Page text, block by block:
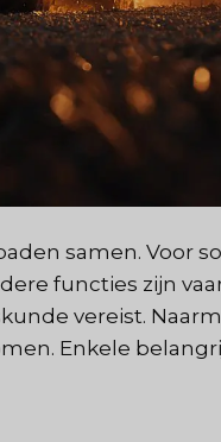
samen. Voor
functies zijn
vereist.
Enkele